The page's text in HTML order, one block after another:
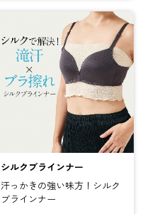
シルクブラインナー
汗っかきの強い味方！シルク
ブラインナー